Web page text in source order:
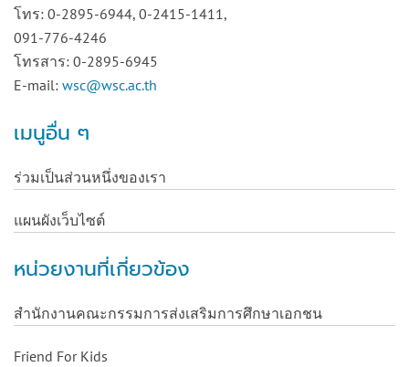
โทร: 0-2895-6944, 0-2415-1411,
091-776-4246
โทรสาร: 0-2895-6945
E-mail: wsc@wsc.ac.th
เมนูอื่น ๆ
ร่วมเป็นส่วนหนึ่งของเรา
แผนผังเว็บไซต์
หน่วยงานที่เกี่ยวข้อง
สำนักงานคณะกรรมการส่งเสริมการศึกษาเอกชน
Friend For Kids